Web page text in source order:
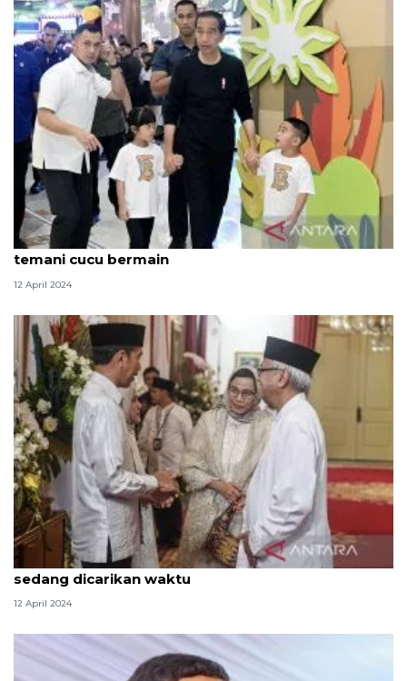
Presiden Jokowi manfaatkan libur Lebaran untuk
temani cucu bermain
12 April 2024
Ari Dwipayana: Silaturahmi Jokowi dan Megawati
sedang dicarikan waktu
12 April 2024